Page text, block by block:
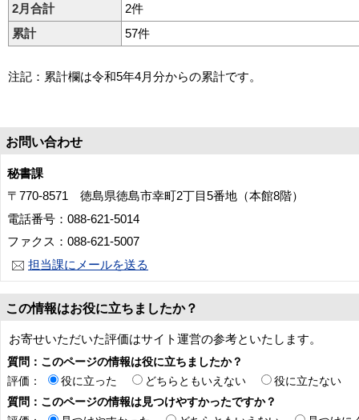
2月合計
2件
累計
57件
注記：累計欄は令和5年4月分からの累計です。
お問い合わせ
秘書課
〒770-8571 徳島県徳島市幸町2丁目5番地（本館8階）
電話番号：088-621-5014
ファクス：088-621-5007
担当課にメールを送る
この情報はお役に立ちましたか？
お寄せいただいた評価はサイト運営の参考といたします。
質問：このページの情報は役に立ちましたか？
評価：
役に立った どちらともいえない
役に立たない
質問：このページの情報は見つけやすかったですか？